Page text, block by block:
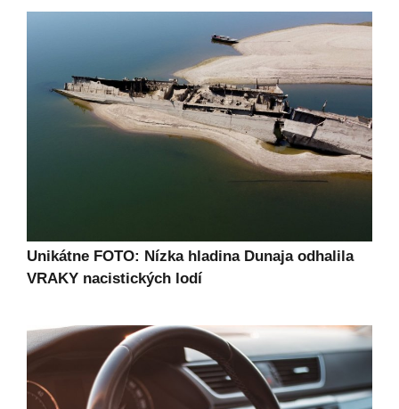
Unikátne FOTO: Nízka hladina Dunaja odhalila
VRAKY nacistických lodí